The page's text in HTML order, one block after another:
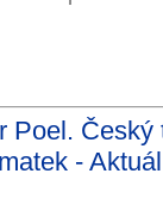
Poel.
-